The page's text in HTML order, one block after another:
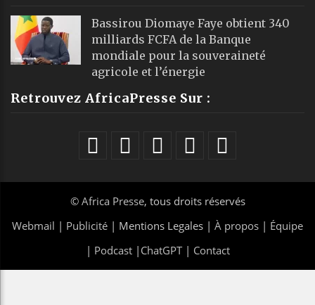
Bassirou Diomaye Faye obtient 340
milliards FCFA de la Banque
mondiale pour la souveraineté
agricole et l’énergie
Retrouvez AfricaPresse Sur :
© Africa Presse, tous droits réservés
Webmail | Publicité | Mentions Legales | À propos | Équipe
| Podcast| ChatGPT| Contact